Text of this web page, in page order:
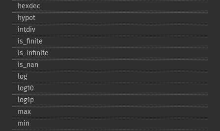
hexdec
hypot
intdiv
is_​finite
is_​infinite
is_​nan
log
log10
log1p
max
min